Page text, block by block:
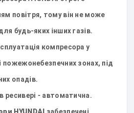
повітря, тому він не може
будь-яких інших газів.
компресора у
пожежонебезпечних зонах, під
опадів.
ресивері - автоматична.